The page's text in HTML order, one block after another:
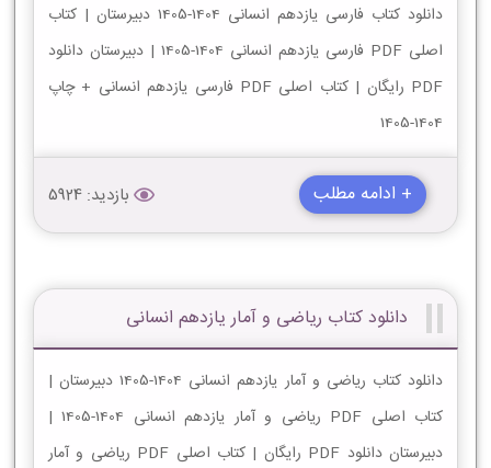
دانلود کتاب فارسی یازدهم انسانی 1404-1405 دبیرستان | کتاب
اصلی PDF فارسی یازدهم انسانی 1404-1405 | دبیرستان دانلود
PDF رایگان | کتاب اصلی PDF فارسی یازدهم انسانی + چاپ
1404-1405
+ ادامه مطلب بازدید: 5924
دانلود کتاب ریاضی و آمار یازدهم انسانی
دانلود کتاب ریاضی و آمار یازدهم انسانی 1404-1405 دبیرستان |
کتاب اصلی PDF ریاضی و آمار یازدهم انسانی 1404-1405 |
دبیرستان دانلود PDF رایگان | کتاب اصلی PDF ریاضی و آمار